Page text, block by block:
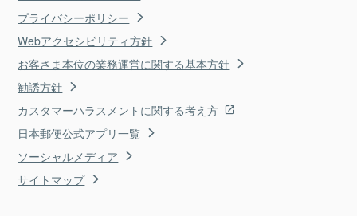
プライバシーポリシー
Webアクセシビリティ方針
お客さま本位の業務運営に関する基本方針
勧誘方針
カスタマーハラスメントに関する考え方
日本郵便公式アプリ一覧
ソーシャルメディア
サイトマップ